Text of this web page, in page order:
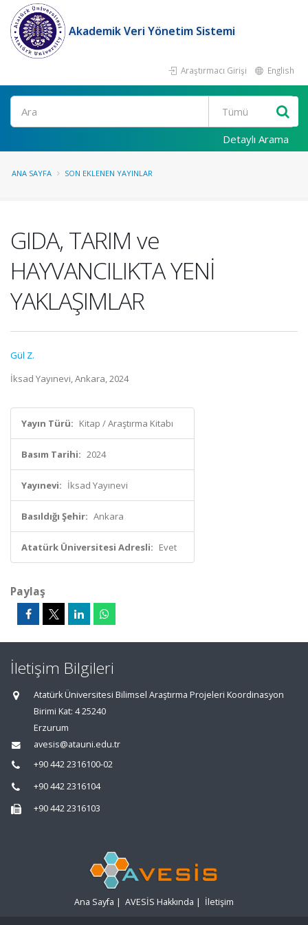
Akademik Veri Yönetim Sistemi
Araştırmacı Girişi English
Ara
Detaylı Arama
ANA SAYFA SON EKLENEN YAYINLAR
GIDA, TARIM ve
HAYVANCILIKTA YENİ
YAKLAŞIMLAR
Gül Z.
İksad Yayınevi, Ankara, 2024
Yayın Türü: Kitap / Araştırma Kitabı
Basım Tarihi: 2024
Yayınevi: İksad Yayınevi
Basıldığı Şehir: Ankara
Atatürk Üniversitesi Adresli: Evet
Paylaş
İletişim Bilgileri
Atatürk Üniversitesi Bilimsel Araştırma Projeleri Koordinasyon
Birimi Kat: 4 25240
Erzurum
avesis@atauni.edu.tr
+90 442 2316100-02
+90 442 2316104
+90 442 2316103
Ana Sayfa | AVESİS Hakkında | İletişim